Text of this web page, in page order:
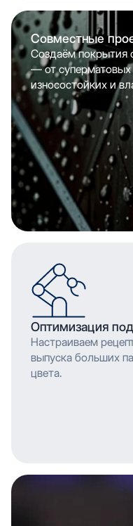
Совместные
Создаём покрытия
— от
износостойких и
Оптимизация
Настраиваем
выпуска больших
цвета.